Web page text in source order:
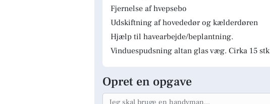
Fjernelse af hvepsebo
Udskiftning af hovededør og kælderdøren
Hjælp til havearbejde/beplantning.
Vinduespudsning altan glas væg. Cirka 15 stk
Opret en opgave